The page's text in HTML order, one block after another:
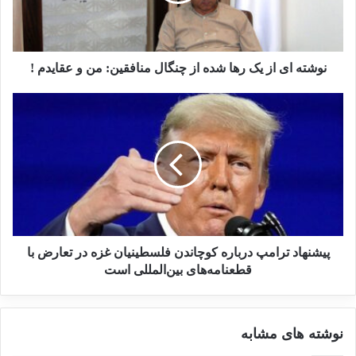
19 مارس 2023
بررسی فیلم‌ها و سریال‌های ایرانی
با موضوع داعش
19 می 2025
روایت اول؛ جنایت مقابل چشم اعضای خانواده
آذر 1402 در نخستین جلسه دادگاه با حضور در
جایگاه پس از ادای سوگند درباره نحوه شهادت
از تعقیب همسرم از محل کار، با حمله به منزل ما،
نوشته ای از یک رها شده از چنگال منافقین: من و عقایدم !
پیشنهاد ترامپ درباره کوچاندن فلسطینیان غزه در تعارض با
قطعنامه‌های بین‌المللی است
نوشته های مشابه